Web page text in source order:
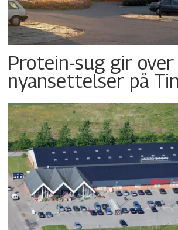
Protein-sug gir
nyansettelser på